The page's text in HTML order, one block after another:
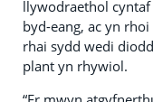
llywodraethol cyntaf
byd-eang, ac yn
rhai sydd wedi
plant yn rhywiol.